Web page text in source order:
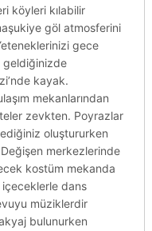
köyleri kılabilir
göl atmosferini
gece
geldiğinizde
kayak.
mekanlarından
zevkten. Poyrazlar
oluştururken
Değişen merkezlerinde
kostüm mekanda
dans
müziklerdir
bulunurken